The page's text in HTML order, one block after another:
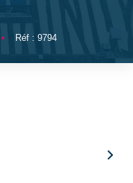
• Réf : 9794